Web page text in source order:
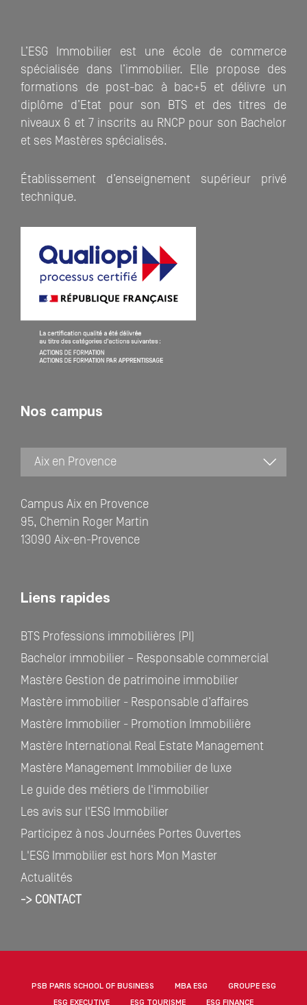
L’ESG Immobilier est une école de commerce
spécialisée dans l’immobilier. Elle propose des
formations de post-bac à bac+5 et délivre un
diplôme d’Etat pour son BTS et des titres de
niveaux 6 et 7 inscrits au RNCP pour son Bachelor
et ses Mastères spécialisés.
Établissement d’enseignement supérieur privé
technique.
Nos campus
Campus Aix en Provence
95, Chemin Roger Martin
13090 Aix-en-Provence
Liens rapides
BTS Professions immobilières (PI)
Bachelor immobilier – Responsable commercial
Mastère Gestion de patrimoine immobilier
Mastère immobilier - Responsable d’affaires
Mastère Immobilier - Promotion Immobilière
Mastère International Real Estate Management
Mastère Management Immobilier de luxe
Le guide des métiers de l'immobilier
Les avis sur l'ESG Immobilier
Participez à nos Journées Portes Ouvertes
L'ESG Immobilier est hors Mon Master
Actualités
-> CONTACT
PSB PARIS SCHOOL OF BUSINESS MBA ESG
GROUPE ESG
ESG EXECUTIVE
ESG TOURISME ESG FINANCE